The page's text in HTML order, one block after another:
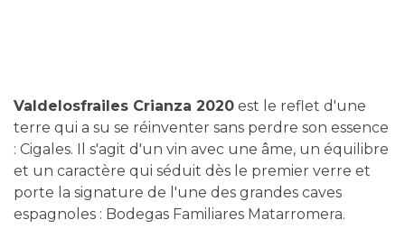
Valdelosfrailes Crianza 2020 est le reflet d'une
terre qui a su se réinventer sans perdre son essence
: Cigales. Il s'agit d'un vin avec une âme, un équilibre
et un caractère qui séduit dès le premier verre et
porte la signature de l'une des grandes caves
espagnoles : Bodegas Familiares Matarromera.